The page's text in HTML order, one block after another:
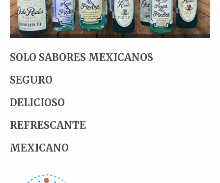
SOLO SABORES MEXICANOS
SEGURO
DELICIOSO
REFRESCANTE
MEXICANO